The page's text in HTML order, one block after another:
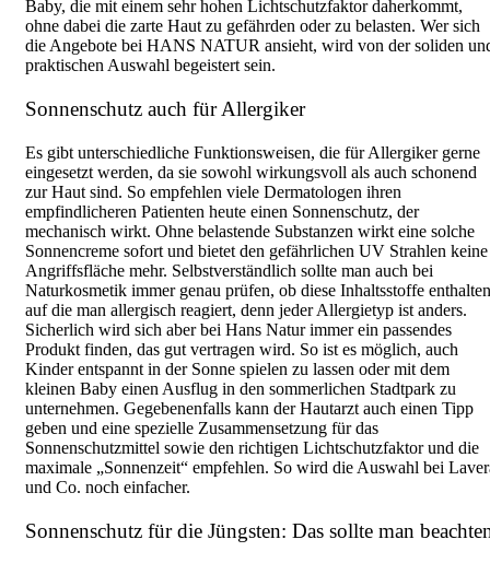
Baby, die mit einem sehr hohen Lichtschutzfaktor daherkommt,
ohne dabei die zarte Haut zu gefährden oder zu belasten. Wer sich
die Angebote bei HANS NATUR ansieht, wird von der soliden
praktischen Auswahl begeistert sein.
Sonnenschutz auch für Allergiker
Es gibt unterschiedliche Funktionsweisen, die für Allergiker gerne
eingesetzt werden, da sie sowohl wirkungsvoll als auch schonend
zur Haut sind. So empfehlen viele Dermatologen ihren
empfindlicheren Patienten heute einen Sonnenschutz, der
mechanisch wirkt. Ohne belastende Substanzen wirkt eine solche
Sonnencreme sofort und bietet den gefährlichen UV Strahlen keine
Angriffsfläche mehr. Selbstverständlich sollte man auch bei
Naturkosmetik immer genau prüfen, ob diese Inhaltsstoffe
auf die man allergisch reagiert, denn jeder Allergietyp ist anders.
Sicherlich wird sich aber bei Hans Natur immer ein passendes
Produkt finden, das gut vertragen wird. So ist es möglich, auch
Kinder entspannt in der Sonne spielen zu lassen oder mit dem
kleinen Baby einen Ausflug in den sommerlichen Stadtpark zu
unternehmen. Gegebenenfalls kann der Hautarzt auch einen Tipp
geben und eine spezielle Zusammensetzung für das
Sonnenschutzmittel sowie den richtigen Lichtschutzfaktor und die
maximale „Sonnenzeit“ empfehlen. So wird die Auswahl bei
und Co. noch einfacher.
Sonnenschutz für die Jüngsten: Das sollte man